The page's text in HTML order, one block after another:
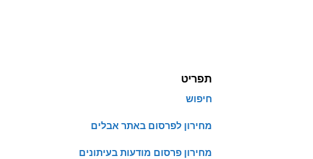
תפריט
חיפוש
מחירון לפרסום באתר אבלים
מחירון פרסום מודעות בעיתונים